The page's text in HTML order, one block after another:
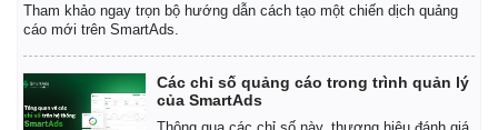
Tham khảo ngay trọn bộ hướng dẫn cách tạo một chiến dịch quảng
cáo mới trên SmartAds.
Các chỉ số quảng cáo trong trình quản lý
của SmartAds